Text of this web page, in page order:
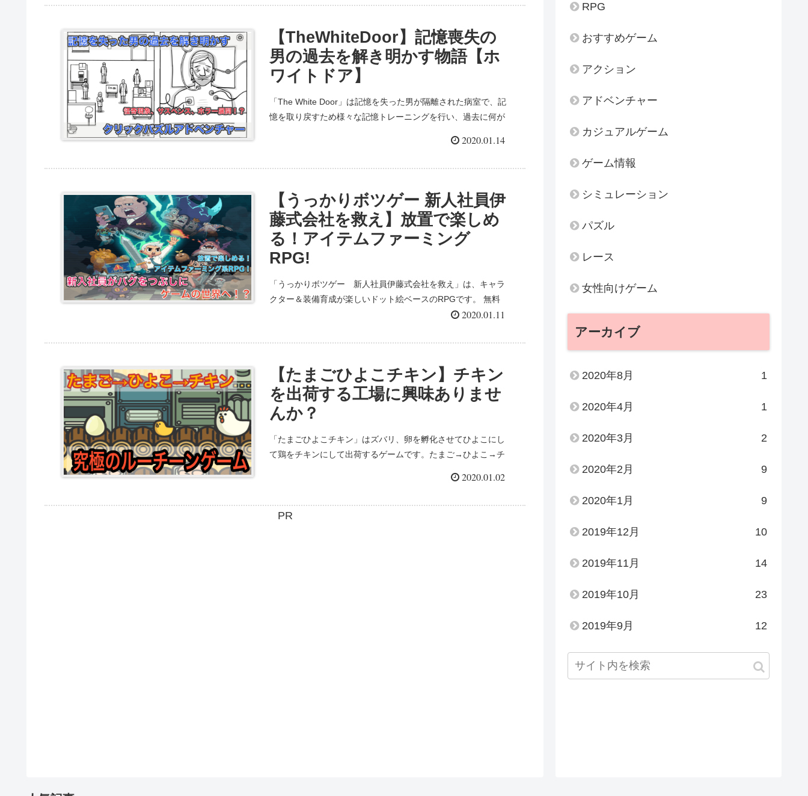
【TheWhiteDoor】記憶喪失の
男の過去を解き明かす物語【ホ
ワイトドア】
「The White Door」は記憶を失った男が隔離された病室で、記
憶を取り戻すため様々な記憶トレーニングを行い、過去に何が
です。 白黒で不思議な雰囲気の世界観で、一度始めると夢中に
2020.01.14
【うっかりボツゲー 新人社員伊
藤式会社を救え】放置で楽しめ
る！アイテムファーミング
RPG!
「うっかりボツゲー 新人社員伊藤式会社を救え」は、キャラ
クター＆装備育成が楽しいドット絵ベースのRPGです。 無料
で楽しめるスマホアプリゲームで、基本的には自動で攻撃して
め、忙しい人にもおすすめです！ 無課金でも十分楽しめるよう
2020.01.11
【たまごひよこチキン】チキン
を出荷する工場に興味ありませ
んか？
「たまごひよこチキン」はズバリ、卵を孵化させてひよこにし
て鶏をチキンにして出荷するゲームです。たまご→ひよこ→チ
遊べるスマホアプリゲームで、ちょっとシュールなゲーム、ル
なゲームです。
2020.01.02
PR
RPG
おすすめゲーム
アクション
アドベンチャー
カジュアルゲーム
ゲーム情報
シミュレーション
パズル
レース
女性向けゲーム
アーカイブ
2020年8月 1
2020年4月 1
2020年3月 2
2020年2月 9
2020年1月 9
2019年12月 10
2019年11月 14
2019年10月 23
2019年9月 12